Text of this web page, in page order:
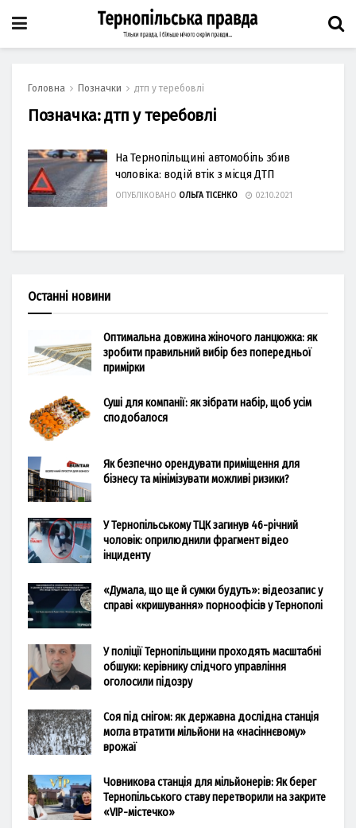
Головна Позначки дтп у теребовлі
Позначка:дтп у теребовлі
На Тернопільщині автомобіль збив
чоловіка: водій втік з місця ДТП
ОПУБЛІКОВАНО ОЛЬГА ТІСЕНКО 02.10.2021
Останні новини
Оптимальна довжина жіночого ланцюжка: як
зробити правильний вибір без попередньої
примірки
Суші для компанії: як зібрати набір, щоб усім
сподобалося
Як безпечно орендувати приміщення для
бізнесу та мінімізувати можливі ризики?
У Тернопільському ТЦК загинув 46-річний
чоловік: оприлюднили фрагмент відео
інциденту
«Думала, що ще й сумки будуть»: відеозапис у
справі «кришування» порноофісів у Тернополі
У поліції Тернопільщини проходять масштабні
обшуки: керівнику слідчого управління
оголосили підозру
Соя під снігом: як державна дослідна станція
могла втратити мільйони на «насіннєвому»
врожаї
Човникова станція для мільйонерів: Як берег
Тернопільського ставу перетворили на закрите
«VIP-містечко»